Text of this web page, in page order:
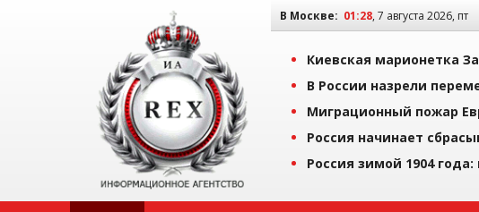
В Москве: 01:28, 7 августа 2026, пт
Киевская марионетка
В России назрели
Миграционный пожар
Россия начинает
Россия зимой 1904